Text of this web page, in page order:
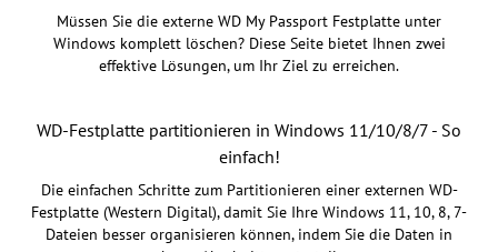
Müssen Sie die externe WD My Passport Festplatte unter
Windows komplett löschen? Diese Seite bietet Ihnen zwei
effektive Lösungen, um Ihr Ziel zu erreichen.
WD-Festplatte partitionieren in Windows 11/10/8/7 - So
einfach!
Die einfachen Schritte zum Partitionieren einer externen WD-
Festplatte (Western Digital), damit Sie Ihre Windows 11, 10, 8, 7-
Dateien besser organisieren können, indem Sie die Daten in